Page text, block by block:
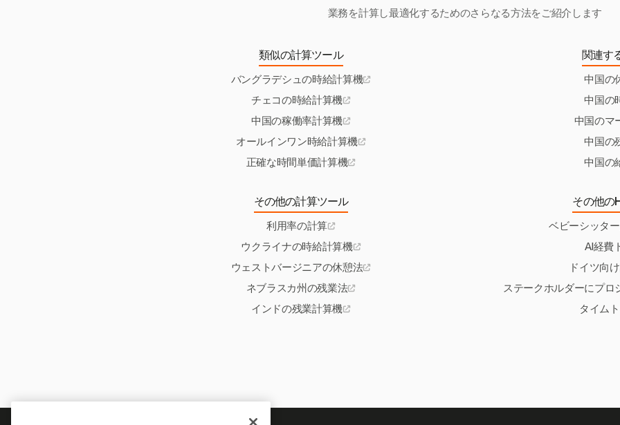
業務を計算し最適化するためのさらなる方法をご紹介します
類似の計算ツール
バングラデシュの時給計算機
チェコの時給計算機
中国の稼働率計算機
オールインワン時給計算機
正確な時間単価計算機
関連す
中国の
中国の
中国のマ
中国の
中国の
その他の計算ツール
利用率の計算
ウクライナの時給計算機
ウェストバージニアの休憩法
ネブラスカ州の残業法
インドの残業計算機
その他の
ベビーシッタ
AI経費
ドイツ向
ステークホルダーにプロ
タイム